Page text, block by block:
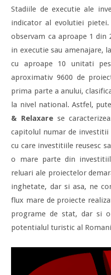
Stadiile de executie ale
indicator al evolutiei
observam ca aproape 1 din
in executie sau amenajare,
cu aproape 10 unitati
aproximativ 9600 de
prima parte a anului,
la nivel national. Astfel,
& Relaxarese
capitolul numar de
cu care investitiile reusesc
o mare parte din
reluari ale proiectelor
inghetate, dar si asa, ne
flux mare de proiecte
programe de stat, dar si
potentialul turistic al